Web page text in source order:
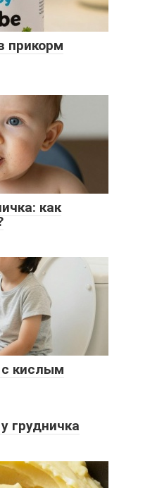
прикорм
как
с кислым
грудничка